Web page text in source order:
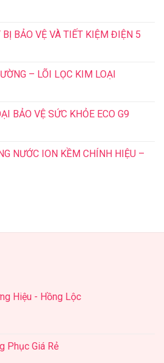
BỊ BẢO VỆ VÀ TIẾT KIỆM ĐIỆN 5
– LÕI LỌC KIM LOẠI
BẢO VỆ SỨC KHỎE ECO G9
NƯỚC ION KỀM CHÍNH HIỆU –
Hiệu - Hồng Lộc
Phục Giá Rẻ